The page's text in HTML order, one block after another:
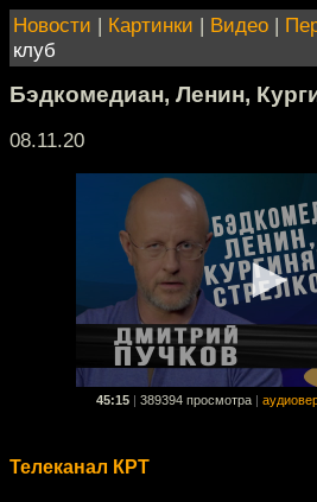
Новости | Картинки | Видео |
клуб
Бэдкомедиан, Ленин,
08.11.20
45:15 389394 просмотра
Телеканал КРТ